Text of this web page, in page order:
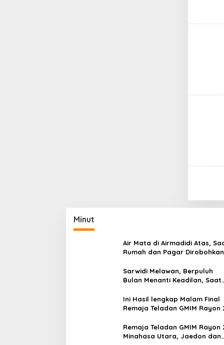
Minut
Air Mata di Airmadidi Atas,
Rumah dan Pagar
Sarwidi Melawan, Berpuluh
Bulan Menanti Keadilan, Saat
Harapan Diuji
Ini Hasil lengkap Malam Final
Remaja Teladan GMIM Rayon
Remaja Teladan GMIM Rayon
Minahasa Utara, Jaedon dan